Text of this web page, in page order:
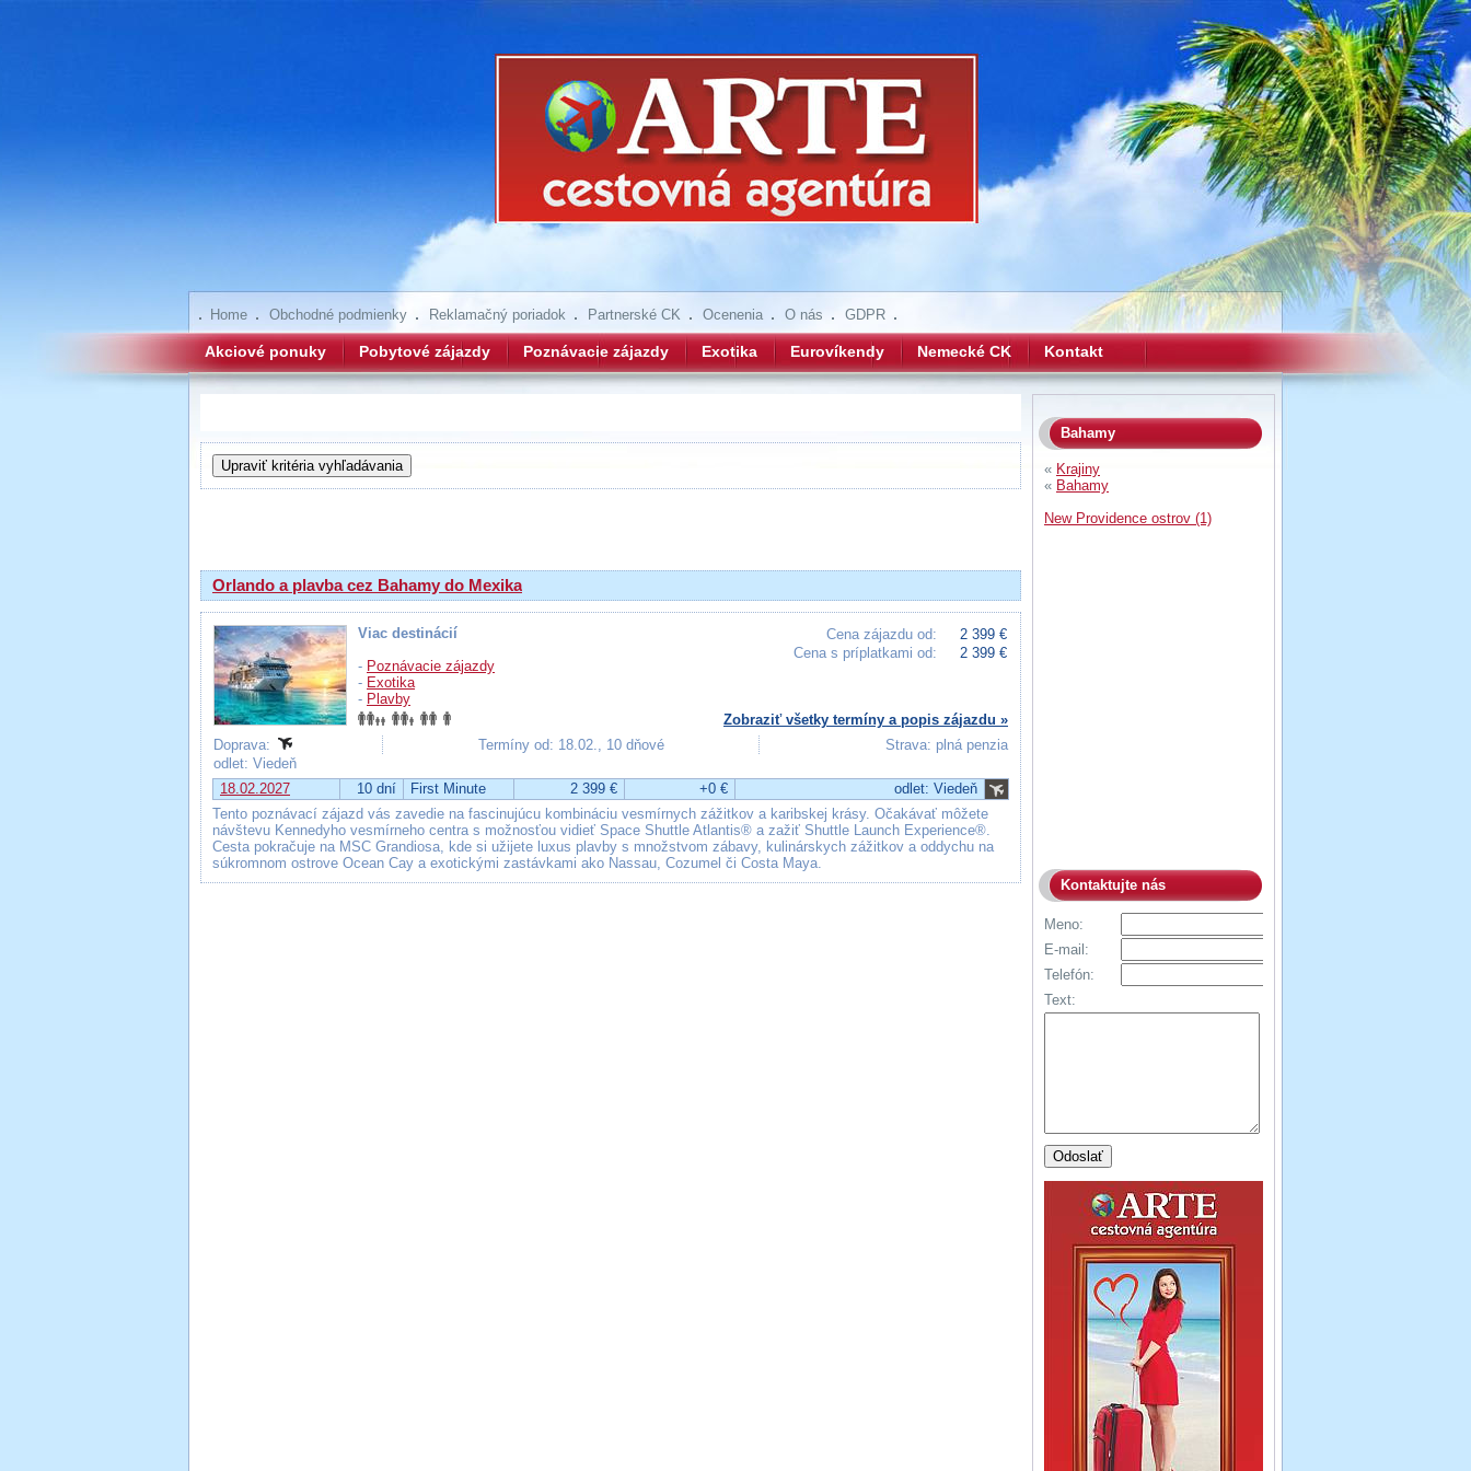
Home Obchodné podmienky Reklamačný poriadok Partnerské CK Ocenenia O nás GDPR
Akciové ponuky Pobytové zájazdy Poznávacie zájazdy Exotika Eurovíkendy Nemecké CK Kontakt
Orlando a plavba cez Bahamy do Mexika
Cena zájazdu od:
2 399 €
Cena s príplatkami od:
2 399 €
Viac destinácií
- Poznávacie zájazdy
- Exotika
- Plavby
Zobraziť všetky termíny a popis zájazdu »
Doprava:
Termíny od: 18.02., 10 dňové
Strava: plná penzia
odlet: Viedeň
18.02.2027
10 dní First Minute 2 399 € +0 €
odlet: Viedeň
Tento poznávací zájazd vás zavedie na fascinujúcu kombináciu vesmírnych zážitkov a karibskej krásy. Očakávať môžete
návštevu Kennedyho vesmírneho centra s možnosťou vidieť Space Shuttle Atlantis® a zažiť Shuttle Launch Experience®.
Cesta pokračuje na MSC Grandiosa, kde si užijete luxus plavby s množstvom zábavy, kulinárskych zážitkov a oddychu na
súkromnom ostrove Ocean Cay a exotickými zastávkami ako Nassau, Cozumel či Costa Maya.
Bahamy
« Krajiny
« Bahamy
New Providence ostrov (1)
Kontaktujte nás
Meno:
E-mail:
Telefón:
Text: